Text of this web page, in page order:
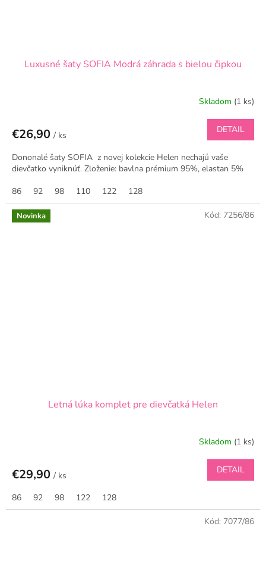
Luxusné šaty SOFIA Modrá záhrada s bielou čipkou
Skladom (1 ks)
€26,90 / ks
DETAIL
Dononalé šaty SOFIA z novej kolekcie Helen nechajú vaše
dievčatko vyniknúť. Zloženie: bavlna prémium 95%, elastan 5%
86
92 98 110 122 128
Novinka
Letná lúka komplet pre dievčatká Helen
Skladom (1 ks)
€29,90 / ks
DETAIL
86 92 98 122 128
Kód: 7256/86
Kód: 7077/86